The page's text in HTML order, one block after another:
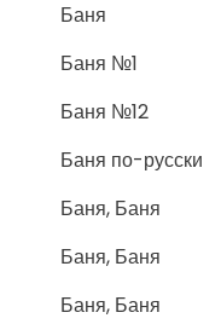
Баня
Баня №1
Баня №12
Баня по-русски
Баня, Баня
Баня, Баня
Баня, Баня